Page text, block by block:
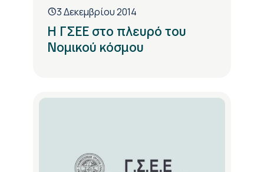
3 Δεκεμβρίου 2014
Η ΓΣΕΕ στο πλευρό του
Νομικού κόσμου